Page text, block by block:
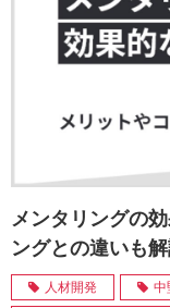
メンタリングの
ングとの違いも
人材開発 中